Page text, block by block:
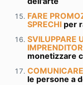
FARE
SPRECHI per
SVILUPPARE
monetizzare
le persone a